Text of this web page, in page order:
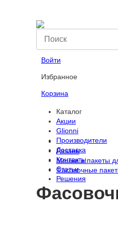
Войти
Избранное
Корзина
Каталог
Акции
Glionni
Производители
Доставка
Контакты
Статьи
Решения
Рязань
Мешки и пакеты
Фасовочные